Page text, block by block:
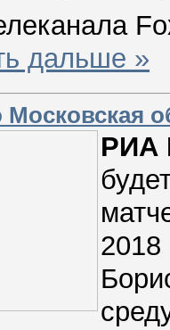
дальше »
Московская
РИА
2018